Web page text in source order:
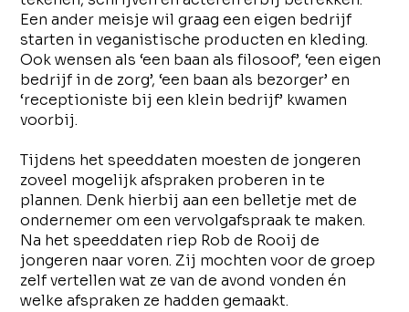
Een ander meisje wil graag een eigen bedrijf
starten in veganistische producten en kleding.
Ook wensen als ‘een baan als filosoof’, ‘een eigen
bedrijf in de zorg’, ‘een baan als bezorger’ en
‘receptioniste bij een klein bedrijf’ kwamen
voorbij.
Tijdens het speeddaten moesten de jongeren
zoveel mogelijk afspraken proberen in te
plannen. Denk hierbij aan een belletje met de
ondernemer om een vervolgafspraak te maken.
Na het speeddaten riep Rob de Rooij de
jongeren naar voren. Zij mochten voor de groep
zelf vertellen wat ze van de avond vonden én
welke afspraken ze hadden gemaakt.